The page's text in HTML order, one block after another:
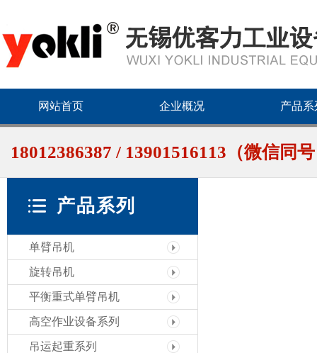
网站首页 企业概况 产品系
18012386387 / 13901516113（微信同
产品系列
单臂吊机
旋转吊机
平衡重式单臂吊机
高空作业设备系列
吊运起重系列